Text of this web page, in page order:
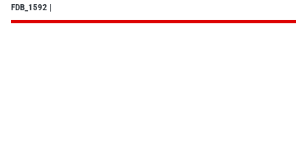
FDB_1592 |